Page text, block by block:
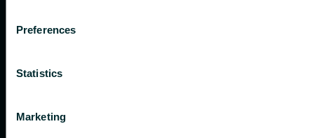
Preferences
Statistics
Marketing